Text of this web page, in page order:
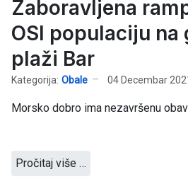
Zaboravljena
OSI populaciju na
plaži Bar
Kategorija: Obale 04 Decembar
Morsko dobro ima nezavršenu
Pročitaj više …